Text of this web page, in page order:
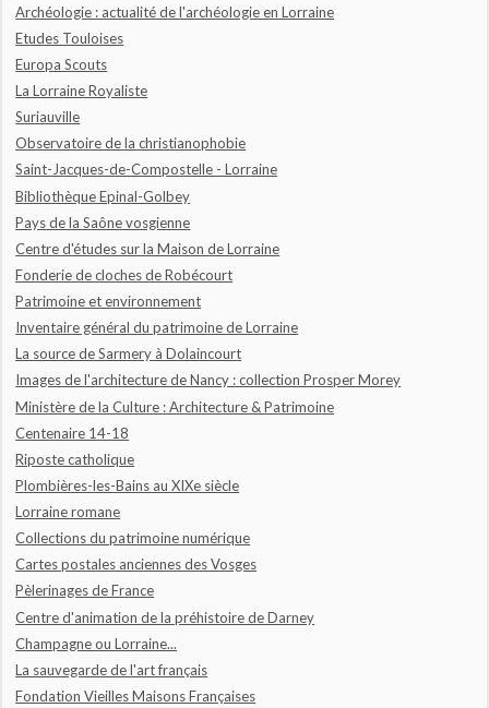
Archéologie : actualité de l'archéologie en Lorraine
Etudes Touloises
Europa Scouts
La Lorraine Royaliste
Suriauville
Observatoire de la christianophobie
Saint-Jacques-de-Compostelle - Lorraine
Bibliothèque Epinal-Golbey
Pays de la Saône vosgienne
Centre d'études sur la Maison de Lorraine
Fonderie de cloches de Robécourt
Patrimoine et environnement
Inventaire général du patrimoine de Lorraine
La source de Sarmery à Dolaincourt
Images de l'architecture de Nancy : collection Prosper Morey
Ministère de la Culture : Architecture & Patrimoine
Centenaire 14-18
Riposte catholique
Plombières-les-Bains au XIXe siècle
Lorraine romane
Collections du patrimoine numérique
Cartes postales anciennes des Vosges
Pèlerinages de France
Centre d'animation de la préhistoire de Darney
Champagne ou Lorraine...
La sauvegarde de l'art français
Fondation Vieilles Maisons Françaises